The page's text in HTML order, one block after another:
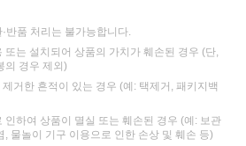
반품 처리는 불가능합니다.
또는 설치되어 상품의 가치가 훼손된 경우 (단,
의 경우 제외)
거한 흔적이 있는 경우 (예: 택제거, 패키지백
인하여 상품이 멸실 또는 훼손된 경우 (예: 보관
, 물놀이 기구 이용으로 인한 손상 및 훼손 등)